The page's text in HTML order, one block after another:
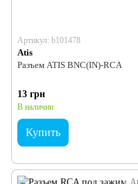
Артикул: b101478
Atis
Разъем ATIS BNC(IN)-RCA
13 грн
В наличии
Купить